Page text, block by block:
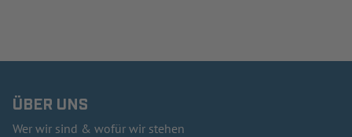
ÜBER UNS
Wer wir sind & wofür wir stehen